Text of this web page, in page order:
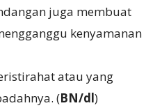
juga membuat
kenyamanan
atau yang
(BN/dl)